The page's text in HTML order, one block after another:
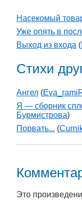
Насекомый
Уже опять в
Выход из входа (
Стихи
Ангел (
Я — сборник
Бурмистрова)
Порвать... (
Это